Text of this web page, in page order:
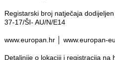
Registarski broj natječaja
37-17/ŠI- AU/N/E14
www.europan.hr │ www.europan-
Detaljnije o lokaciji i registracija na